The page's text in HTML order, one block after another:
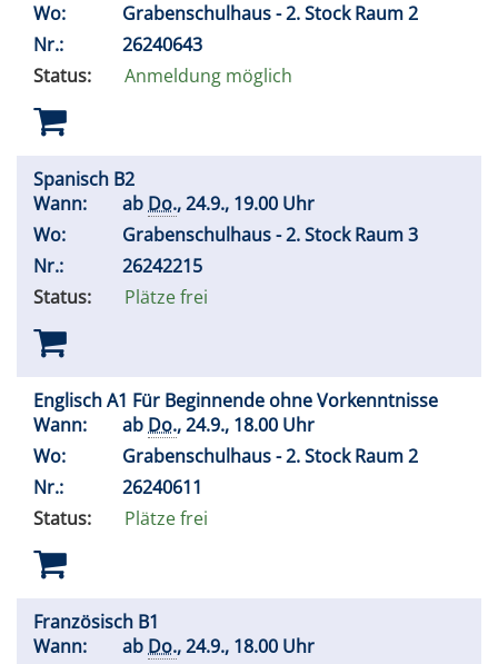
Wo:
Grabenschulhaus - 2. Stock Raum 2
Nr.:
26240643
Status:
Anmeldung möglich
Spanisch B2
Wann:
ab Do., 24.9., 19.00 Uhr
Wo:
Grabenschulhaus - 2. Stock Raum 3
Nr.:
26242215
Status:
Plätze frei
Englisch A1 Für Beginnende ohne Vorkenntnisse
Wann:
ab Do., 24.9., 18.00 Uhr
Wo:
Grabenschulhaus - 2. Stock Raum 2
Nr.:
26240611
Status:
Plätze frei
Französisch B1
Wann:
ab Do., 24.9., 18.00 Uhr